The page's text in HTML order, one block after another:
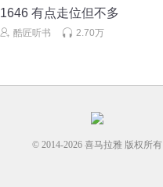
1646 有点走位但不多
酷匠听书 2.70万
© 2014-2026 喜马拉雅 版权所有